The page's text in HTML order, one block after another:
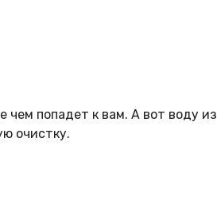
чем попадет к вам. А вот воду из
очистку.